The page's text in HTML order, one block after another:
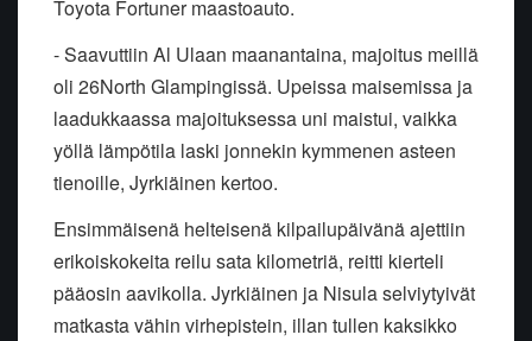
Toyota Fortuner maastoauto.
- Saavuttiin Al Ulaan maanantaina, majoitus meillä
oli 26North Glampingissä. Upeissa maisemissa ja
laadukkaassa majoituksessa uni maistui, vaikka
yöllä lämpötila laski jonnekin kymmenen asteen
tienoille, Jyrkiäinen kertoo.
Ensimmäisenä helteisenä kilpailupäivänä ajettiin
erikoiskokeita reilu sata kilometriä, reitti kierteli
pääosin aavikolla. Jyrkiäinen ja Nisula selviytyivät
matkasta vähin virhepistein, illan tullen kaksikko